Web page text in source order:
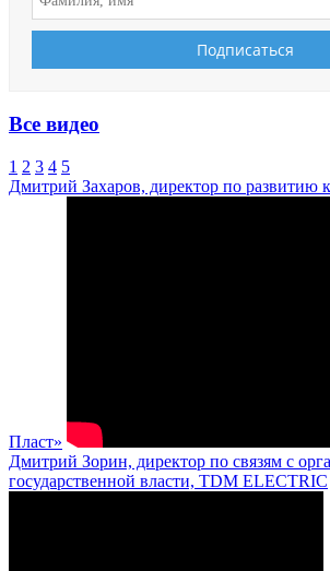
Все видео
1 2 3 4 5
Дмитрий Захаров, директор по развитию
Пласт»
Дмитрий Зорин, директор по связям с
государственной власти, TDM ELECTRIC